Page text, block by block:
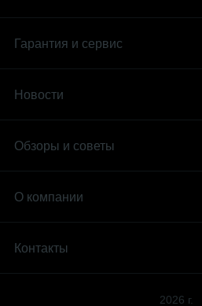
Гарантия и сервис
Новости
Обзоры и советы
О компании
Контакты
2026 г.